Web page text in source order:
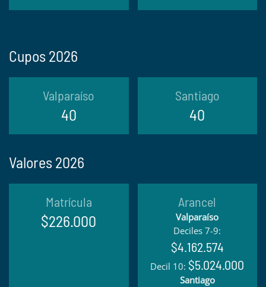
Cupos 2026
Valparaíso
40
Santiago
40
Valores 2026
Matrícula
$226.000
Arancel
Valparaíso
Deciles 7-9:
$4.162.574
Decil 10: $5.024.000
Santiago